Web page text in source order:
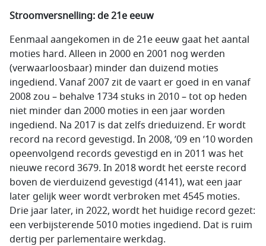
Stroomversnelling: de 21e eeuw
Eenmaal aangekomen in de 21e eeuw gaat het aantal
moties hard. Alleen in 2000 en 2001 nog werden
(verwaarloosbaar) minder dan duizend moties
ingediend. Vanaf 2007 zit de vaart er goed in en vanaf
2008 zou – behalve 1734 stuks in 2010 – tot op heden
niet minder dan 2000 moties in een jaar worden
ingediend. Na 2017 is dat zelfs drieduizend. Er wordt
record na record gevestigd. In 2008, ’09 en ’10 worden
opeenvolgend records gevestigd en in 2011 was het
nieuwe record 3679. In 2018 wordt het eerste record
boven de vierduizend gevestigd (4141), wat een jaar
later gelijk weer wordt verbroken met 4545 moties.
Drie jaar later, in 2022, wordt het huidige record gezet:
een verbijsterende 5010 moties ingediend. Dat is ruim
dertig per parlementaire werkdag.